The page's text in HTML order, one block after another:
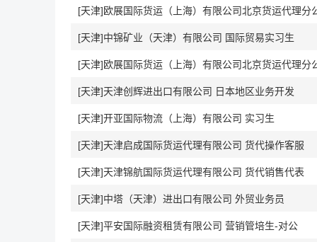
[天津]欧展国际货运（上海）有限公司北京货运代理分
[天津]中锦矿业（天津）有限公司 国际贸易实习生
[天津]欧展国际货运（上海）有限公司北京货运代理分
[天津]天津创辉进出口有限公司 日本地区业务开发
[天津]开亚国际物流（上海）有限公司 实习生
[天津]天津启成国际货运代理有限公司 货代操作客服
[天津]天津锦航国际货运代理有限公司 货代销售代表
[天津]中塔（天津）进出口有限公司 外贸业务员
[天津]平安国际融资租赁有限公司 营销管培生-对公